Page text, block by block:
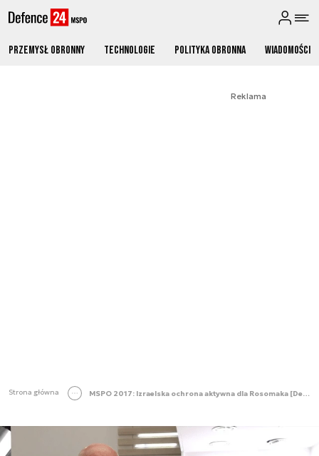
Przemysł obronny Technologie Polityka obronna Wiadomości
Reklama
Strona główna MSPO 2017: Izraelska ochrona aktywna dla Rosomaka [Defence24.pl TV]